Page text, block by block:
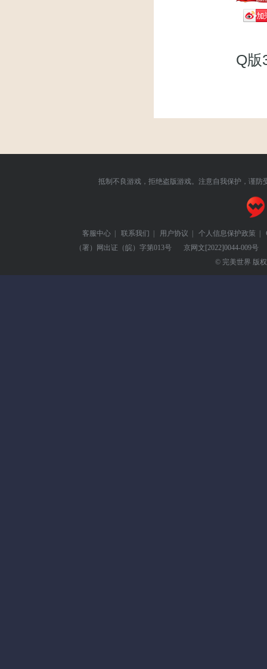
Q版
抵制不良游戏，拒绝盗版游戏。注意自我保护，谨防
客服中心 | 联系我们 | 用户协议 | 个人信息保护政策 |
（署）网出证（皖）字第013号
京网文[2022]0044-009号
© 完美世界 版权